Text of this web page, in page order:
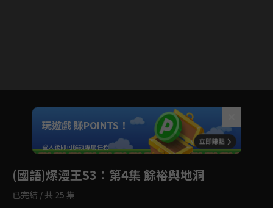
Unmute
如有不便請見諒
玩遊戲 賺POINTS！
登入後即可解鎖專屬任務
(國語)爆漫王S3 ：第4集 餘裕與地洞
已完結 / 共 25 集